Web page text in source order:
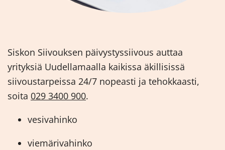
Siskon Siivouksen päivystyssiivous auttaa
yrityksiä Uudellamaalla kaikissa äkillisissä
siivoustarpeissa 24/7 nopeasti ja tehokkaasti,
soita 029 3400 900.
vesivahinko
viemärivahinko